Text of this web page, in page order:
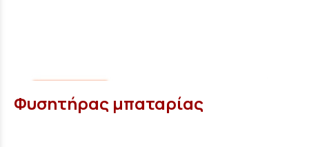
Φυσητήρας μπαταρίας